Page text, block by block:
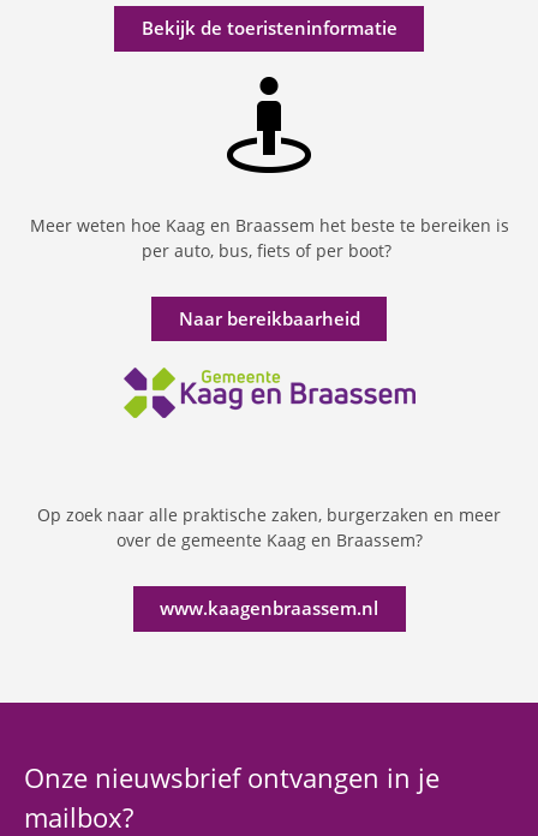
Bekijk de toeristeninformatie
Meer weten hoe Kaag en Braassem het beste te bereiken is
per auto, bus, fiets of per boot?
Naar bereikbaarheid
Op zoek naar alle praktische zaken, burgerzaken en meer
over de gemeente Kaag en Braassem?
www.kaagenbraassem.nl
Onze nieuwsbrief ontvangen in je
mailbox?